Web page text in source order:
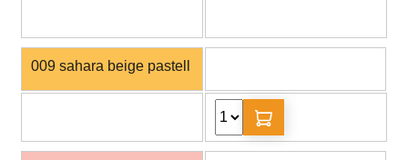
009 sahara beige pastell